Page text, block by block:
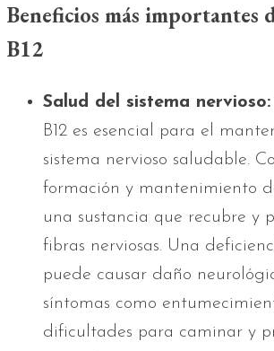
Beneficios más importantes
B12
Salud del sistema nervioso:
B12 es esencial para el
sistema nervioso saludable.
formación y mantenimiento
una sustancia que recubre y
fibras nerviosas. Una
puede causar daño
síntomas como
dificultades para caminar y